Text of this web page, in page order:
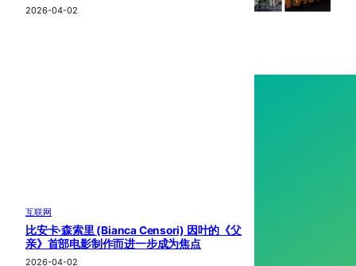
2026-04-02
互联网
比安卡·森索里 (Bianca Censori) 因叶的《父
亲》首部电影制作而进一步成为焦点
2026-04-02